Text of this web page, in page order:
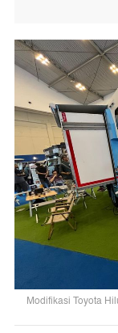
Modifikasi Toyota